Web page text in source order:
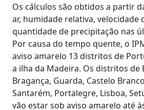
Os cálculos são obtidos a partir
ar, humidade relativa, velocidade
quantidade de precipitação nas
Por causa do tempo quente, o
aviso amarelo 13 distritos de
a ilha da Madeira. Os distritos de
Bragança, Guarda, Castelo
Santarém, Portalegre, Lisboa,
vão estar sob aviso amarelo até